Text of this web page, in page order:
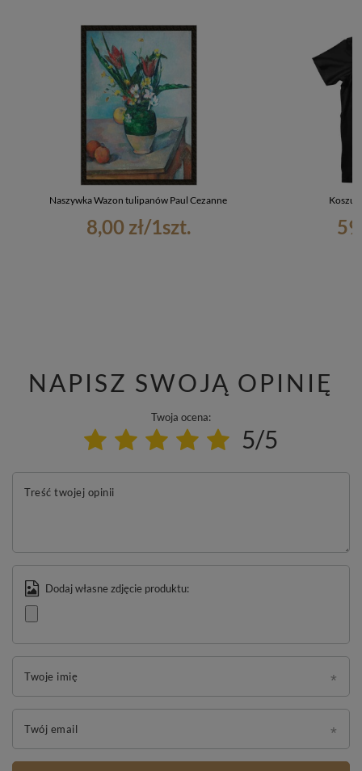
Naszywka Wazon tulipanów Paul Cezanne
8,00 zł/1szt.
NAPISZ SWOJĄ OPINIĘ
Twoja ocena:
5/5
Treść twojej opinii
Dodaj własne zdjęcie produktu:
Twoje imię
Twój email